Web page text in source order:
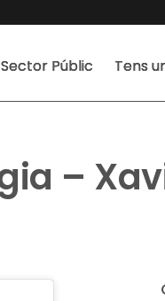
Sector Públic Tens
–